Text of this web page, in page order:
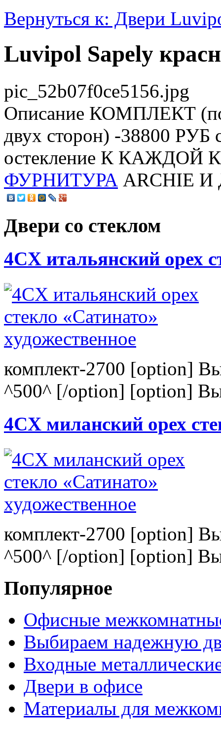
Вернуться к: Двери
Luvipol Sapely
pic_52b07f0ce5156.jpg
Описание КОМПЛЕКТ
двух сторон) -38800 РУБ
остекление К
ФУРНИТУРА ARCHIE
Двери со стеклом
4CХ итальянский орех
комплект-2700 [option]
^500^ [/option] [option]
4CХ миланский орех
комплект-2700 [option]
^500^ [/option] [option]
Популярное
Офисные
Выбираем надежную
Входные
Двери в офисе
Материалы для